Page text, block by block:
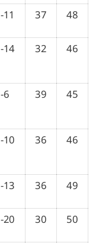
-11 37 48
-14 32 46
-6 39 45
-10 36 46
-13 36 49
-20 30 50